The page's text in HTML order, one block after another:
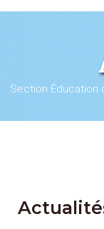
Section Éducation